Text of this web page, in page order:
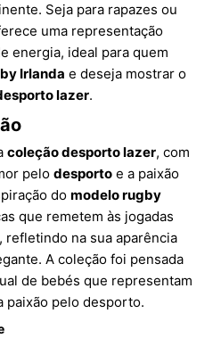
Seja para rapazes ou
uma representação
energia, ideal para quem
Irlanda e deseja mostrar o
lazer.
coleção desporto lazer, com
pelo desporto e a paixão
do modelo rugby
que remetem às jogadas
refletindo na sua aparência
A coleção foi pensada
de bebés que representam
paixão pelo desporto.